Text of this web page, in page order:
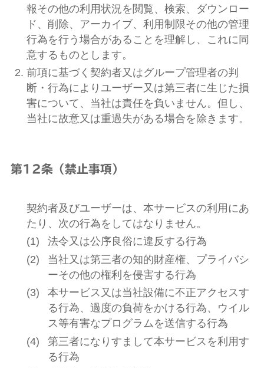
報その他の利用状況を閲覧、検索、ダウンロー
ド、削除、アーカイブ、利用制限その他の管理
行為を行う場合があることを理解し、これに同
意するものとします。
前項に基づく契約者又はグループ管理者の判
断・行為によりユーザー又は第三者に生じた損
害について、当社は責任を負いません。但し、
当社に故意又は重過失がある場合を除きます。
第12条（禁止事項）
契約者及びユーザーは、本サービスの利用にあ
たり、次の行為をしてはなりません。
法令又は公序良俗に違反する行為
当社又は第三者の知的財産権、プライバシ
ーその他の権利を侵害する行為
本サービス又は当社設備に不正アクセスす
る行為、過度の負荷をかける行為、ウイル
ス等有害なプログラムを送信する行為
第三者になりすまして本サービスを利用す
る行為